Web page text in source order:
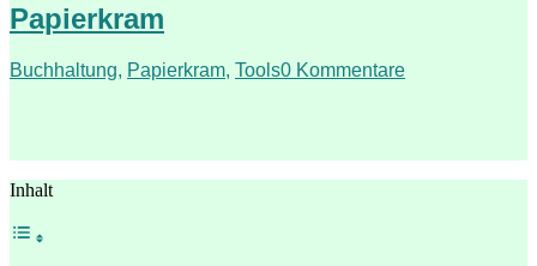
Papierkram
Buchhaltung, Papierkram, Tools0 Kommentare
Inhalt